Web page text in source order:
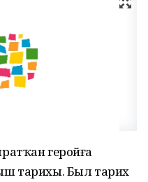
геройға
тарихы. Был тарих